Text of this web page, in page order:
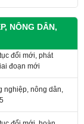
NÔNG DÂN,
đổi mới, phát
đoạn mới
nông dân,
đổi mới, hoàn